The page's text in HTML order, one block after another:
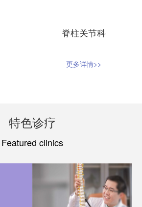
脊柱关节科
更多详情>>
特色诊疗
Featured clinics